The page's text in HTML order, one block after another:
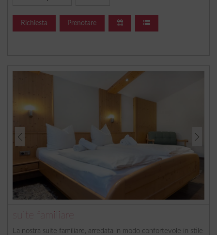
Richiesta Prenotare
suite familiare
La nostra suite familiare, arredata in modo confortevole in stile